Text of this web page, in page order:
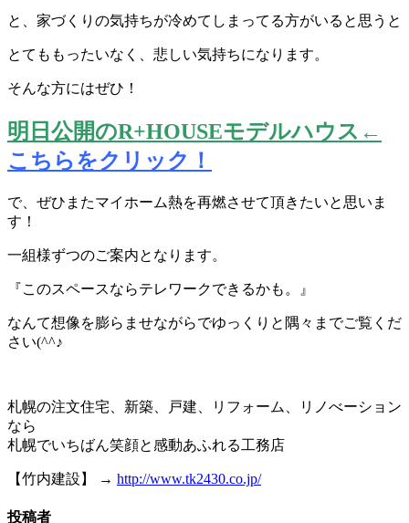
と、家づくりの気持ちが冷めてしまってる方がいると思うと
とてももったいなく、悲しい気持ちになります。
そんな方にはぜひ！
明日公開のR+HOUSEモデルハウス←
こちらをクリック！
で、ぜひまたマイホーム熱を再燃させて頂きたいと思いま
す！
一組様ずつのご案内となります。
『このスペースならテレワークできるかも。』
なんて想像を膨らませながらでゆっくりと隅々までご覧くだ
さい(^^♪
札幌の注文住宅、新築、戸建、リフォーム、リノべーション
なら
札幌でいちばん笑顔と感動あふれる工務店
【竹内建設】 → http://www.tk2430.co.jp/
投稿者